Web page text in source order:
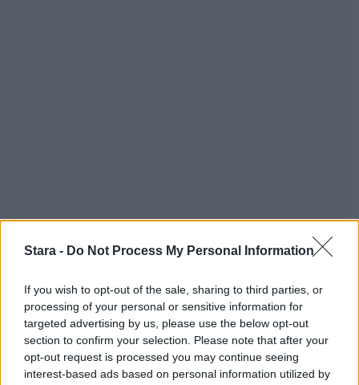
Stara - Do Not Process My Personal Information
If you wish to opt-out of the sale, sharing to third parties, or
processing of your personal or sensitive information for
targeted advertising by us, please use the below opt-out
section to confirm your selection. Please note that after your
opt-out request is processed you may continue seeing
interest-based ads based on personal information utilized by